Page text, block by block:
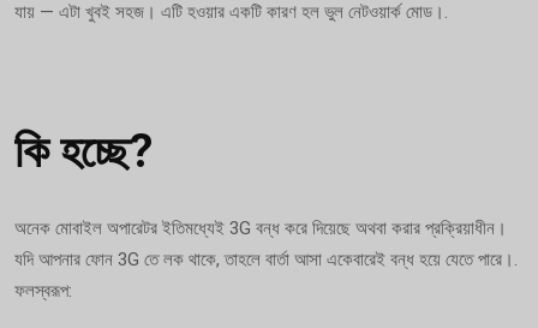
যায় — এটা খুবই সহজ। এটি হওয়ার একটি কারণ হল ভুল নেটওয়ার্ক মোড।.
কি হচ্ছে?
অনেক মোবাইল অপারেটর ইতিমধ্যেই 3G বন্ধ করে দিয়েছে অথবা করার প্রক্রিয়াধীন।
যদি আপনার ফোন 3G তে লক থাকে, তাহলে বার্তা আসা একেবারেই বন্ধ হয়ে যেতে পারে।.
ফলস্বরূপ: